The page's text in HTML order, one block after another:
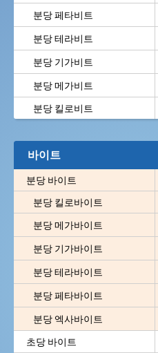
분당 페타비트
분당 테라비트
분당 기가비트
분당 메가비트
분당 킬로비트
바이트
분당 바이트
분당 킬로바이트
분당 메가바이트
분당 기가바이트
분당 테라바이트
분당 페타바이트
분당 엑사바이트
초당 바이트